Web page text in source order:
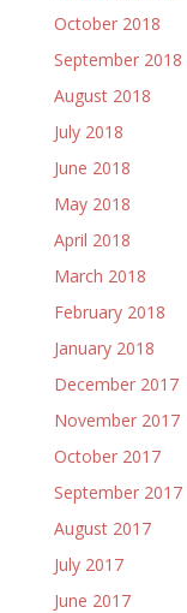
October 2018
September 2018
August 2018
July 2018
June 2018
May 2018
April 2018
March 2018
February 2018
January 2018
December 2017
November 2017
October 2017
September 2017
August 2017
July 2017
June 2017